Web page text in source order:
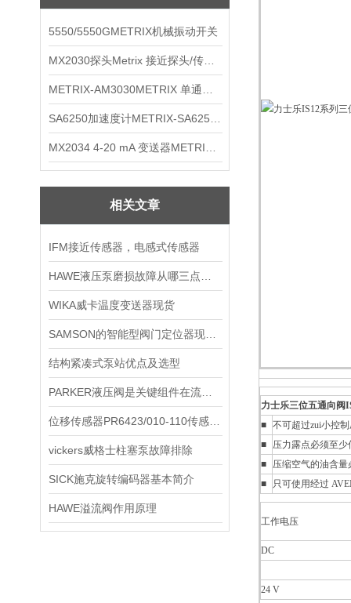
5550/5550GMETRIX机械振动开关
相关文章
IFM接近传感器，电感式传感器
WIKA威卡温度变送器现货
结构紧凑式泵站优点及选型
vickers威格士柱塞泵故障排除
SICK施克旋转编码器基本简介
HAWE溢流阀作用原理
力士乐三位五通向阀
■ 不可超过zui小控
■
压力露点必须至少
■
压缩空气的油含
■
只可使用经过
工作电压
DC
24 V